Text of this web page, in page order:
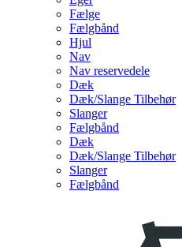
Fælge
Fælgbånd
Hjul
Nav
Nav reservedele
Dæk
Dæk/Slange Tilbehør
Slanger
Fælgbånd
Dæk
Dæk/Slange Tilbehør
Slanger
Fælgbånd